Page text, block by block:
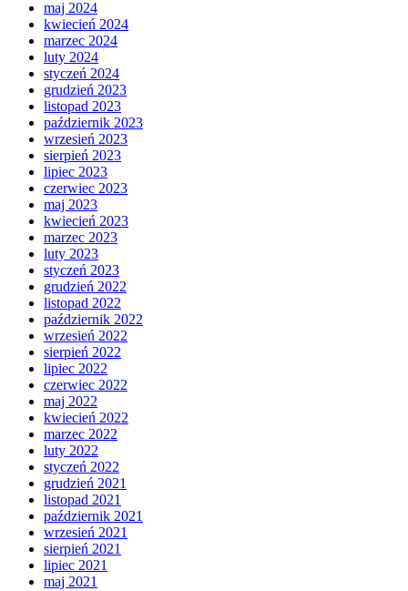
maj 2024
kwiecień 2024
marzec 2024
luty 2024
styczeń 2024
grudzień 2023
listopad 2023
październik 2023
wrzesień 2023
sierpień 2023
lipiec 2023
czerwiec 2023
maj 2023
kwiecień 2023
marzec 2023
luty 2023
styczeń 2023
grudzień 2022
listopad 2022
październik 2022
wrzesień 2022
sierpień 2022
lipiec 2022
czerwiec 2022
maj 2022
kwiecień 2022
marzec 2022
luty 2022
styczeń 2022
grudzień 2021
listopad 2021
październik 2021
wrzesień 2021
sierpień 2021
lipiec 2021
maj 2021